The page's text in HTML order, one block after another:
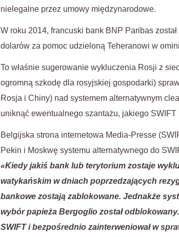
nielegalne przez umowy międzynarodowe.
W roku 2014, francuski bank BNP Paribas
dolarów za pomoc udzieloną Teheranowi w
To właśnie sugerowanie wykluczenia Rosji z
ogromną szkodę dla rosyjskiej gospodarki)
Rosja i Chiny) nad systemem alternatywnym
uniknąć ewentualnego szantażu, jakiego
Belgijska strona internetowa Media-Presse
Pekin i Moskwę systemu alternatywnego do
«Kiedy jakiś bank lub terytorium zostaje
watykańskim w dniach poprzedzających
bankowe zostają zablokowane. Jednakże
wybór papieża Bergoglio został
SWIFT i bezpośrednio zainterweniował w